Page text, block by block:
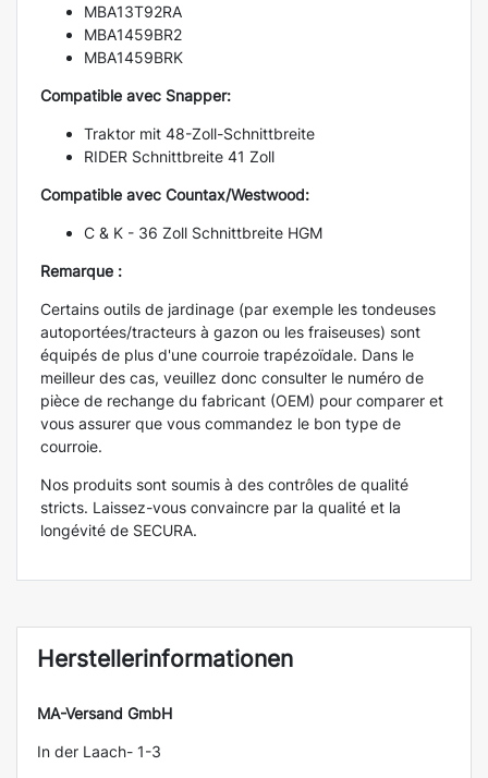
MBA13T92RA
MBA1459BR2
MBA1459BRK
Compatible avec Snapper:
Traktor mit 48-Zoll-Schnittbreite
RIDER Schnittbreite 41 Zoll
Compatible avec Countax/Westwood:
C & K - 36 Zoll Schnittbreite HGM
Remarque :
Certains outils de jardinage (par exemple les tondeuses
autoportées/tracteurs à gazon ou les fraiseuses) sont
équipés de plus d'une courroie trapézoïdale. Dans le
meilleur des cas, veuillez donc consulter le numéro de
pièce de rechange du fabricant (OEM) pour comparer et
vous assurer que vous commandez le bon type de
courroie.
Nos produits sont soumis à des contrôles de qualité
stricts. Laissez-vous convaincre par la qualité et la
longévité de SECURA.
Herstellerinformationen
MA-Versand GmbH
In der Laach- 1-3